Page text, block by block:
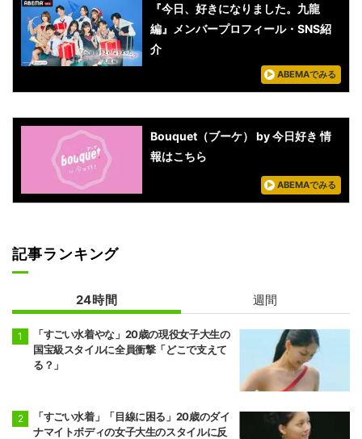
『今日、好きになりました。九龍
編』メンバープロフィール・SNS紹
介
ABEMAでみる
Bouquet（ブーケ） by 今日好き 情
報はこちら
ABEMAでみる
記事ランキング
24時間 週間
「すごい水着やな」20歳の現役女子大生の
国宝級スタイルに全員衝撃「どこで支えて
る？」
「すごい水着」「目線に困る」20歳のダイ
ナマイトボディの女子大生のスタイルに反